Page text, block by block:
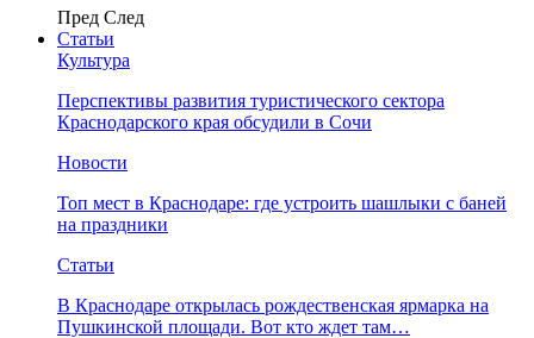
Пред След
Статьи
Культура
Перспективы развития туристического сектора
Краснодарского края обсудили в Сочи
Новости
Топ мест в Краснодаре: где устроить шашлыки с баней
на праздники
Статьи
В Краснодаре открылась рождественская ярмарка на
Пушкинской площади. Вот кто ждет там…